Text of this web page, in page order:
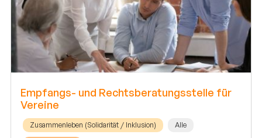
Empfangs- und Rechtsberatungsstelle für
Vereine
Zusammenleben (Solidarität / Inklusion) Alle